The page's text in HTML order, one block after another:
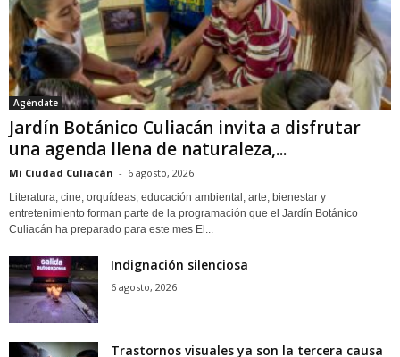
Agéndate
Jardín Botánico Culiacán invita a disfrutar
una agenda llena de naturaleza,...
Mi Ciudad Culiacán - 6 agosto, 2026
Literatura, cine, orquídeas, educación ambiental, arte, bienestar y
entretenimiento forman parte de la programación que el Jardín Botánico
Culiacán ha preparado para este mes El...
Indignación silenciosa
6 agosto, 2026
Trastornos visuales ya son la tercera causa